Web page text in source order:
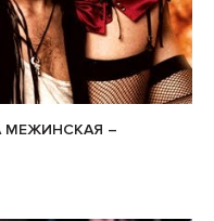
МЕЖИНСКАЯ –